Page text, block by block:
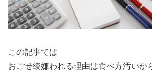
この記事では
おごせ綾嫌われる理由は食べ方汚いか